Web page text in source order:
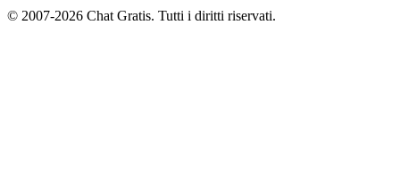
© 2007-2026 Chat Gratis. Tutti i diritti riservati.